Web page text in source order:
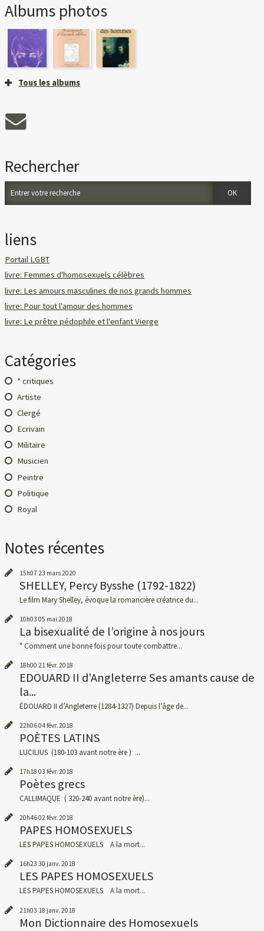
Albums photos
Tous les albums
Rechercher
liens
Portail LGBT
livre: Femmes d'homosexuels célèbres
livre: Les amours masculines de nos grands hommes
livre: Pour tout l'amour des hommes
livre: Le prêtre pédophile et l'enfant Vierge
Catégories
* critiques
Artiste
Clergé
Ecrivain
Militaire
Musicien
Peintre
Politique
Royal
Notes récentes
15h07 23 mars 2020
SHELLEY, Percy Bysshe (1792-1822)
Le film Mary Shelley, évoque la romancière créatrice du...
10h03 05 mai 2018
La bisexualité de l’origine à nos jours
" Comment une bonne fois pour toute combattre...
18h00 21févr. 2018
EDOUARD II d'Angleterre Ses amants cause de
la...
ÉDOUARD II d’Angleterre (1284-1327) Depuis l’âge de...
22h0604févr. 2018
POÈTES LATINS
LUCILIUS (180-103 avant notre ère ) ...
17h18 03 févr. 2018
Poètes grecs
CALLIMAQUE ( 320-240 avant notre ère)...
20h4602févr. 2018
PAPES HOMOSEXUELS
LES PAPES HOMOSEXUELS A la mort...
16h23 30 janv. 2018
LES PAPES HOMOSEXUELS
LES PAPES HOMOSEXUELS A la mort...
21h03 18 janv. 2018
Mon Dictionnaire des Homosexuels